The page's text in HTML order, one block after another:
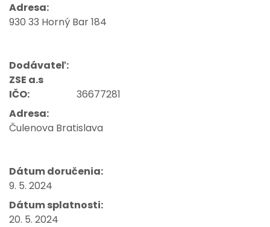
Adresa:
930 33 Horný Bar 184
Dodávateľ:
ZSE a.s
IČO:
36677281
Adresa:
Čulenova Bratislava
Dátum doručenia:
9. 5. 2024
Dátum splatnosti:
20. 5. 2024